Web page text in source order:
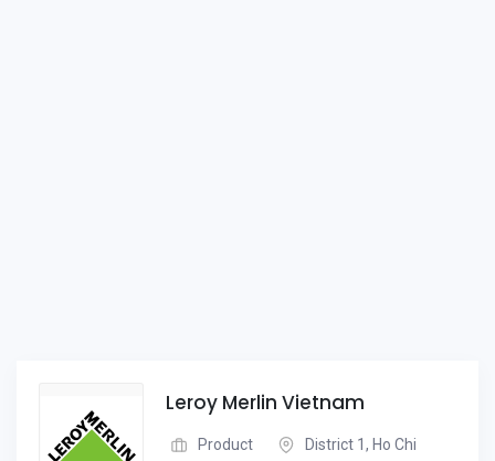
Leroy Merlin Vietnam
Product
District 1, Ho Chi